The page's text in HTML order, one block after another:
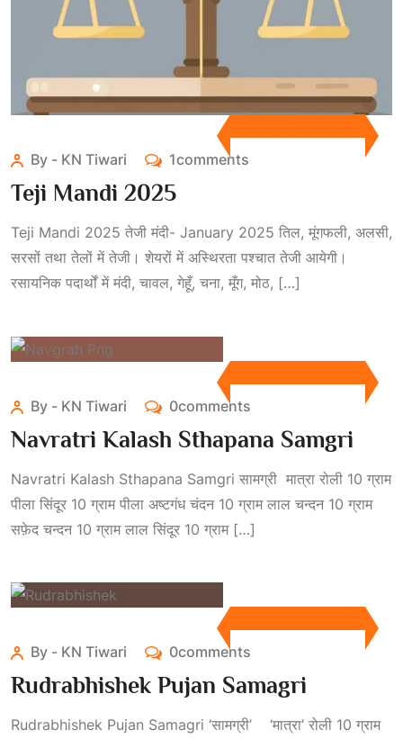
By - KN Tiwari 1comments
Teji Mandi 2025
Teji Mandi 2025 तेजी मंदी- January 2025 तिल, मूंगफली, अलसी,
सरसों तथा तेलों में तेजी। शेयरों में अस्थिरता पश्चात तेजी आयेगी।
रसायनिक पदार्थों में मंदी, चावल, गेहूँ, चना, मूँग, मोठ, […]
By - KN Tiwari 0comments
Navratri Kalash Sthapana Samgri
Navratri Kalash Sthapana Samgri सामग्री मात्रा रोली 10 ग्राम
पीला सिंदूर 10 ग्राम पीला अष्टगंध चंदन 10 ग्राम लाल चन्दन 10 ग्राम
सफ़ेद चन्दन 10 ग्राम लाल सिंदूर 10 ग्राम […]
By - KN Tiwari 0comments
Rudrabhishek Pujan Samagri
Rudrabhishek Pujan Samagri ‘सामग्री’ ‘मात्रा’ रोली 10 ग्राम